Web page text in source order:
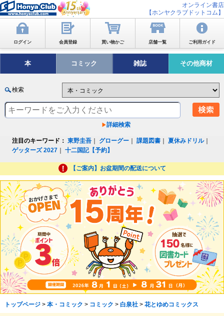
オンライン書店
【ホンヤクラブドットコム】
ログイン 会員登録 買い物かご 店舗一覧 ご利用ガイド
本 コミック 雑誌 その他商材
検索
詳細検索
注目のキーワード： 東野圭吾 グローグー ｜課題図書 ｜夏休みドリル｜
ゲッターズ 2027 ｜十二国記【予約】
【ご案内】お盆期間の配送について
トップページ> 本・コミック > コミック > 白泉社> 花とゆめコミックス